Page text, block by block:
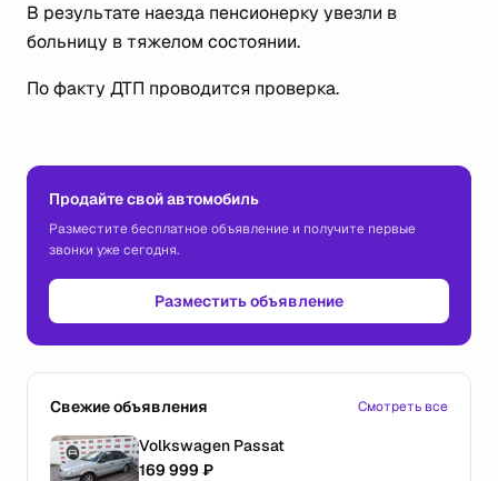
В результате наезда пенсионерку увезли в
больницу в тяжелом состоянии.
По факту ДТП проводится проверка.
Продайте свой автомобиль
Разместите бесплатное объявление и получите первые
звонки уже сегодня.
Разместить объявление
Свежие объявления Смотреть все
Volkswagen Passat
169 999 ₽